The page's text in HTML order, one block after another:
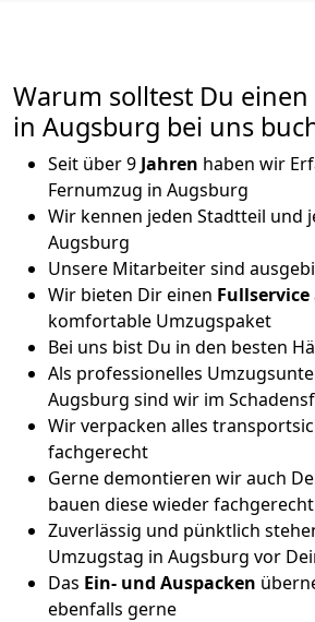
Warum solltest Du
in Augsburg bei uns
Seit über 9 Jahren haben wir
Fernumzug in Augsburg
Wir kennen jeden Stadtteil und
Augsburg
Unsere Mitarbeiter sind
Wir bieten Dir einen Fullservice
komfortable Umzugspaket
Bei uns bist Du in den besten
Als professionelles
Augsburg sind wir im
Wir verpacken alles
fachgerecht
Gerne demontieren wir auch
bauen diese wieder
Zuverlässig und pünktlich
Umzugstag in Augsburg vor
Das Ein- und Auspacken
ebenfalls gerne